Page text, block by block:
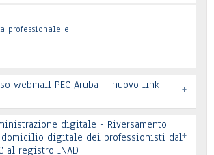
professionale e
webmail PEC Aruba – nuovo link
+
digitale - Riversamento
domicilio digitale dei professionisti dal
al registro INAD
+